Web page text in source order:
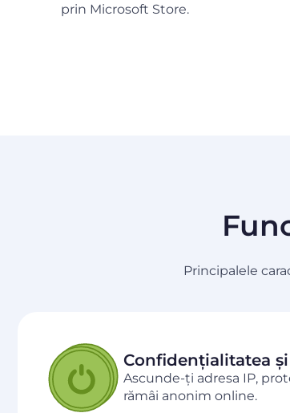
prin Microsoft Store.
Principalele
Confidențialitatea
Ascunde-ți adresa IP,
rămâi anonim online.